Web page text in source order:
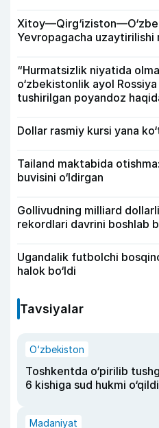
Yevropagacha uzaytirilishi
“Hurmatsizlik niyatida
o‘zbekistonlik ayol
tushirilgan poyandoz
Dollar rasmiy kursi yana
Tailand maktabida
buvisini o‘ldirgan
Gollivudning milliard
rekordlari davrini boshlab
Ugandalik futbolchi
halok bo‘ldi
Tavsiyalar
O‘zbekiston
Toshkentda o‘pirilib
6 kishiga sud hukmi o‘qildi
Madaniyat